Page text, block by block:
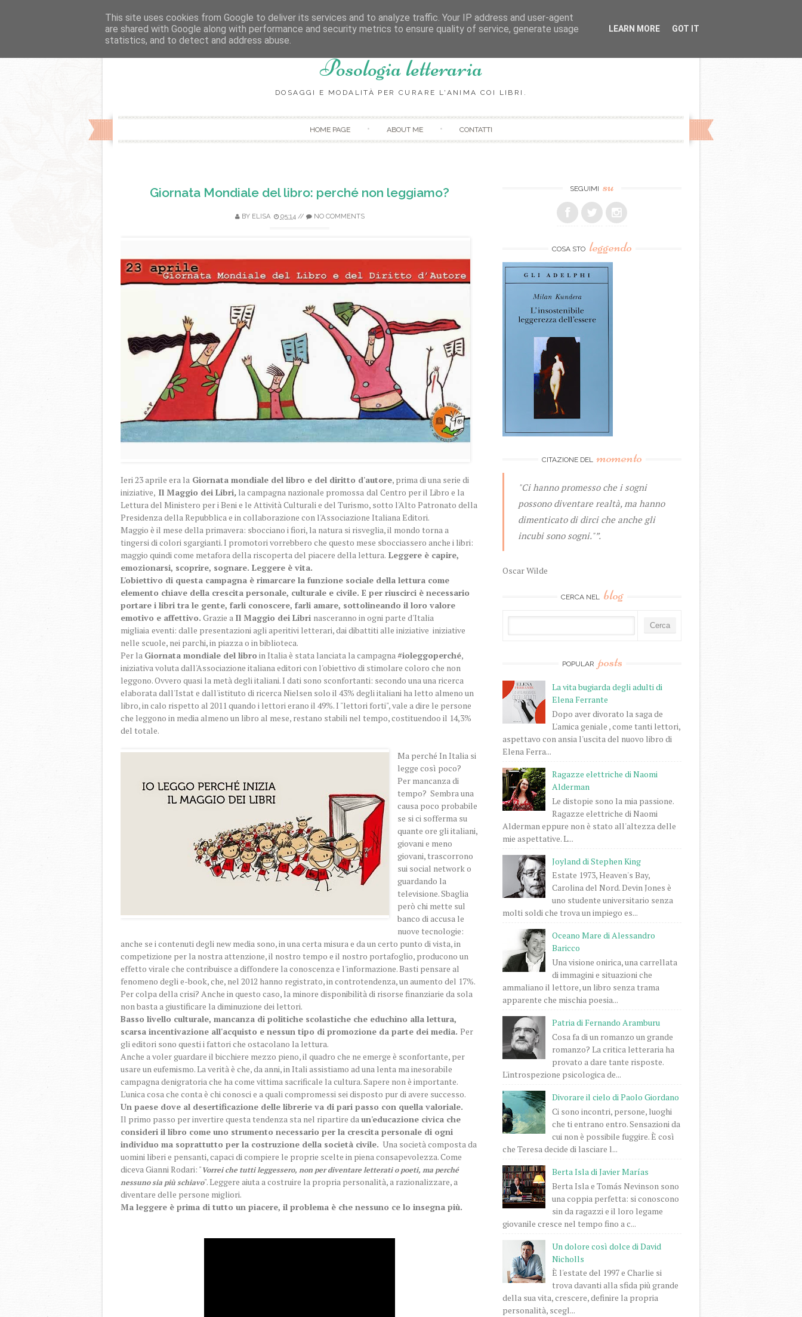
Posologia letteraria
DOSAGGI E MODALITÀ PER CURARE L'ANIMA COI LIBRI.
HOME PAGE ABOUT ME CONTATTI
Giornata Mondiale del libro: perché non leggiamo?
BY ELISA 05:14// NO COMMENTS
Ieri 23 aprile era la Giornata mondiale del libro e del diritto d'autore, prima di una serie di
iniziative, Il Maggio dei Libri, la campagna nazionale promossa dal Centro per il Libro e la
Lettura del Ministero per i Beni e le Attività Culturali e del Turismo, sotto l'Alto Patronato della
Presidenza della Repubblica e in collaborazione con l'Associazione Italiana Editori.
Maggio è il mese della primavera: sbocciano i fiori, la natura si risveglia, il mondo torna a
tingersi di colori sgargianti. I promotori vorrebbero che questo mese sbocciassero anche i libri:
maggio quindi come metafora della riscoperta del piacere della lettura. Leggere è capire,
emozionarsi, scoprire, sognare. Leggere è vita.
L'obiettivo di questa campagna è rimarcare la funzione sociale della lettura come
elemento chiave della crescita personale, culturale e civile. E per riuscirci è necessario
portare i libri tra le gente, farli conoscere, farli amare, sottolineando il loro valore
emotivo e affettivo. Grazie a Il Maggio dei Libri nasceranno in ogni parte d'Italia
migliaia eventi: dalle presentazioni agli aperitivi letterari, dai dibattiti alle iniziative iniziative
nelle scuole, nei parchi, in piazza o in biblioteca.
Per la Giornata mondiale del libro in Italia è stata lanciata la campagna#ioleggoperché,
iniziativa voluta dall'Associazione italiana editori con l'obiettivo di stimolare coloro che non
leggono. Ovvero quasi la metà degli italiani. I dati sono sconfortanti: secondo una una ricerca
elaborata dall'Istat e dall'istituto di ricerca Nielsen solo il 43% degli italiani ha letto almeno un
libro, in calo rispetto al 2011 quando i lettori erano il 49%. I "lettori forti", vale a dire le persone
che leggono in media almeno un libro al mese, restano stabili nel tempo, costituendoo il 14,3%
del totale.
Ma perché In Italia si
legge così poco?
Per mancanza di
tempo? Sembra una
causa poco probabile
se si ci sofferma su
quante ore gli italiani,
giovani e meno
giovani, trascorrono
sui social network o
guardando la
televisione. Sbaglia
però chi mette sul
banco di accusa le
nuove tecnologie:
anche se i contenuti degli new media sono, in una certa misura e da un certo punto di vista, in
competizione per la nostra attenzione, il nostro tempo e il nostro portafoglio, producono un
effetto virale che contribuisce a diffondere la conoscenza e l'informazione. Basti pensare al
fenomeno degli e-book, che, nel 2012 hanno registrato, in controtendenza, un aumento del 17%.
Per colpa della crisi? Anche in questo caso, la minore disponibilità di risorse finanziarie da sola
non basta a giustificare la diminuzione dei lettori.
Basso livello culturale, mancanza di politiche scolastiche che educhino alla lettura,
scarsa incentivazione all'acquisto e nessun tipo di promozione da parte dei media. Per
gli editori sono questi i fattori che ostacolano la lettura.
Anche a voler guardare il bicchiere mezzo pieno, il quadro che ne emerge è sconfortante, per
usare un eufemismo. La verità è che, da anni, in Itali assistiamo ad una lenta ma inesorabile
campagna denigratoria che ha come vittima sacrificale la cultura. Sapere non è importante.
L'unica cosa che conta è chi conosci e a quali compromessi sei disposto pur di avere successo.
Un paese dove al desertificazione delle librerie va di pari passo con quella valoriale.
Il primo passo per invertire questa tendenza sta nel ripartire daun'educazione civica che
consideri il libro come uno strumento necessario per la crescita personale di ogni
individuo ma soprattutto per la costruzione della società civile. Una società composta da
uomini liberi e pensanti, capaci di compiere le proprie scelte in piena consapevolezza. Come
diceva Gianni Rodari: "Vorrei che tutti leggessero, non per diventare letterati o poeti, ma perché
nessuno sia più schiavo". Leggere aiuta a costruire la propria personalità, a razionalizzare, a
diventare delle persone migliori.
Ma leggere è prima di tutto un piacere, il problema è che nessuno ce lo insegna più.
SEGUIMI su
COSA STO leggendo
CITAZIONE DEL momento
"Ci hanno promesso che i sogni
possono diventare realtà, ma hanno
dimenticato di dirci che anche gli
incubi sono sogni."”.
Oscar Wilde
CERCA NEL blog
POPULAR posts
La vita bugiarda degli adulti di
Elena Ferrante
Dopo aver divorato la saga de
L'amica geniale , come tanti lettori,
aspettavo con ansia l'uscita del nuovo libro di
Elena Ferra...
Ragazze elettriche di Naomi
Alderman
Le distopie sono la mia passione.
Ragazze elettriche di Naomi
Alderman eppure non è stato all'altezza delle
mie aspettative. L...
Joyland di Stephen King
Estate 1973, Heaven's Bay,
Carolina del Nord. Devin Jones è
uno studente universitario senza
molti soldi che trova un impiego es...
Oceano Mare di Alessandro
Baricco
Una visione onirica, una carrellata
di immagini e situazioni che
ammaliano il lettore, un libro senza trama
apparente che mischia poesia...
Patria di Fernando Aramburu
Cosa fa di un romanzo un grande
romanzo? La critica letteraria ha
provato a dare tante risposte.
L'introspezione psicologica de...
Divorare il cielo di Paolo Giordano
Ci sono incontri, persone, luoghi
che ti entrano entro. Sensazioni da
cui non è possibile fuggire. È così
che Teresa decide di lasciare l...
Berta Isla di Javier Marías
Berta Isla e Tomás Nevinson sono
una coppia perfetta: si conoscono
sin da ragazzi e il loro legame
giovanile cresce nel tempo fino a c...
Un dolore così dolce di David
Nicholls
È l'estate del 1997 e Charlie si
trova davanti alla sfida più grande
della sua vita, crescere, definire la propria
personalità, scegl...
This site uses cookies from Google to deliver its services and to analyze traffic. Your IP address and user-agent
are shared with Google along with performance and security metrics to ensure quality of service, generate usage
statistics, and to detect and address abuse.
LEARN MORE GOT IT